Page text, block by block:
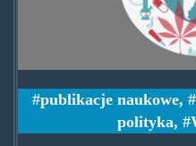
publikacje naukowe,
polityka,